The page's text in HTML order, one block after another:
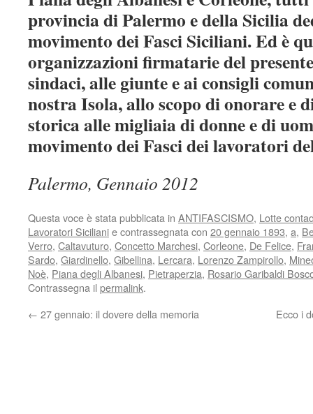
provincia di Palermo e della Sicilia
movimento dei Fasci Siciliani. Ed è
organizzazioni firmatarie del
sindaci, alle giunte e ai consigli
nostra Isola, allo scopo di onorare e
storica alle migliaia di donne e di
movimento dei Fasci dei lavoratori
Palermo, Gennaio 2012
Questa voce è stata pubblicata in ANTIFASCISMO, Lotte
Lavoratori Sicilianie contrassegnata con 20 gennaio 1893, a,
Verro, Caltavuturo, Concetto Marchesi, Corleone, De Felice,
Sardo, Giardinello, Gibellina, Lercara, Lorenzo Zampirollo,
Noè, Piana degli Albanesi, Pietraperzia, Rosario Garibaldi
Contrassegna il permalink.
← 27 gennaio: il dovere della memoria Ecco i